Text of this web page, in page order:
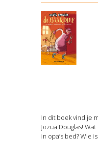
In dit boek vind je
Jozua Douglas!
in opa’s bed? Wie